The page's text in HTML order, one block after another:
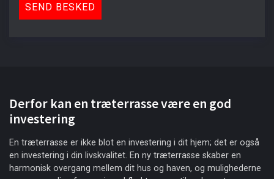
Derfor kan en træterrasse være en god
investering
En træterrasse er ikke blot en investering i dit hjem; det er også
en investering i din livskvalitet. En ny træterrasse skaber en
harmonisk overgang mellem dit hus og haven, og mulighederne